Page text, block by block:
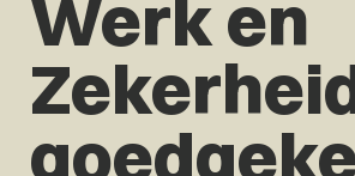
Werk en